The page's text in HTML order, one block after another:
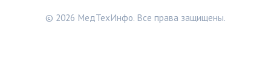
© 2026 МедТехИнфо. Все права защищены.